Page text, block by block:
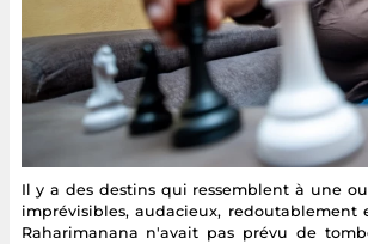
Il y a des destins qui ressemblent à une
imprévisibles, audacieux, redoutablement
Raharimanana n'avait pas prévu de